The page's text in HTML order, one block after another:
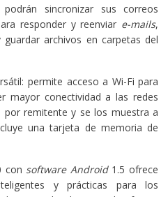
sincronizar sus correos
responder y reenviar e-mails,
archivos en carpetas del
permite acceso a Wi-Fi para
mayor conectividad a las redes
por remitente y se los muestra a
una tarjeta de memoria de
con software Android1.5 ofrece
y prácticas para los